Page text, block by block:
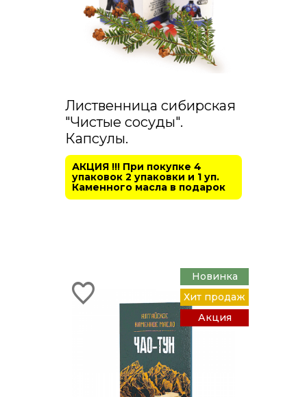
Лиственница сибирская
"Чистые сосуды".
Капсулы.
АКЦИЯ !!! При покупке 4
упаковок 2 упаковки и 1 уп.
Каменного масла в подарок
Новинка
Хит продаж
Акция